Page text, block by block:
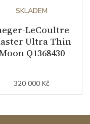
SKLADEM
LeCoultre
Ultra Thin
Q1368430
320 000 Kč